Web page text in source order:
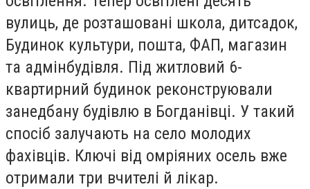
вулиць, де розташовані школа, дитсадок,
Будинок культури, пошта, ФАП, магазин
та адмінбудівля. Під житловий 6-
квартирний будинок реконструювали
занедбану будівлю в Богданівці. У такий
спосіб залучають на село молодих
фахівців. Ключі від омріяних осель вже
отримали три вчителі й лікар.